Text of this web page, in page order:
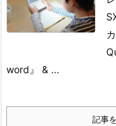
word』 & ...
記事